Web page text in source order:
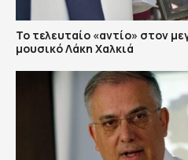
Το τελευταίο «αντίο» στον
μουσικό Λάκη Χαλκιά